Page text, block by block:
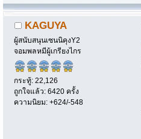
KAGUYA
ผู้สนับสนุนเซนนิคุงY2
จอมพลหมีผู้เกรียงไกร
กระทู้: 22,126
ถูกใจแล้ว: 6420 ครั้ง
ความนิยม: +624/-548